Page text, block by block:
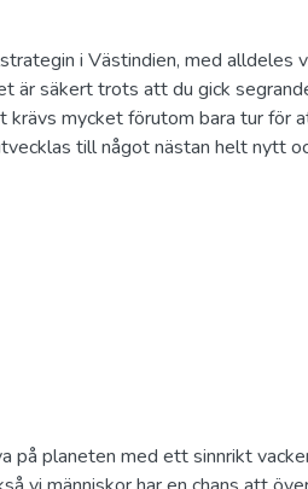
i Västindien, med alldeles
är säkert trots att du gick
krävs mycket förutom bara tur för
till något nästan helt nytt
på planeten med ett sinnrikt